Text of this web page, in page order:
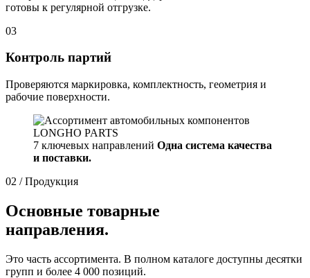
готовы к регулярной отгрузке.
03
Контроль партий
Проверяются маркировка, комплектность, геометрия и
рабочие поверхности.
7 ключевых направлений Одна система качества
и поставки.
02 / Продукция
Основные товарные
направления.
Это часть ассортимента. В полном каталоге доступны десятки
групп и более 4 000 позиций.